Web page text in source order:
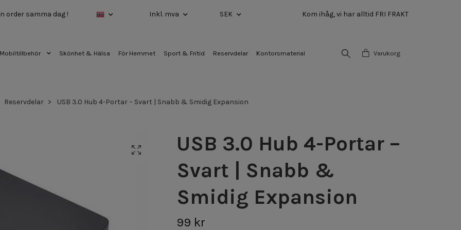
order samma dag ! Inkl. mva SEK Kom ihåg, vi har alltid FRI FRAKT
Skönhet & Hälsa För Hemmet Sport & Fritid Reservdelar Kontorsmaterial Varukorg
Reservdelar USB 3.0 Hub 4-Portar – Svart | Snabb & Smidig Expansion
USB 3.0 Hub 4-Portar –
Svart | Snabb &
Smidig Expansion
99 kr